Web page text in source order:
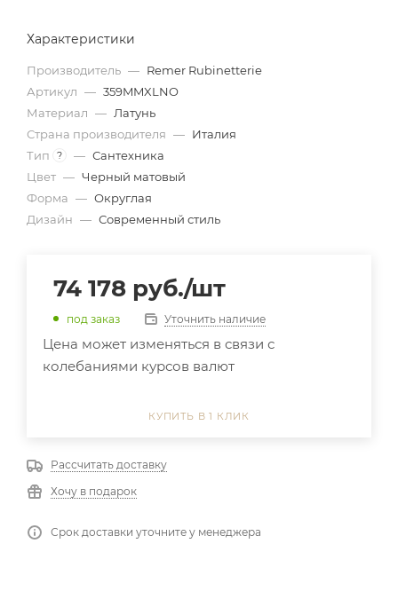
Характеристики
Производитель — Remer Rubinetterie
Артикул — 359MMXLNO
Материал — Латунь
Страна производителя — Италия
Тип
? — Сантехника
Цвет — Черный матовый
Форма — Округлая
Дизайн — Современный стиль
74 178 руб./шт
под заказ Уточнить наличие
Цена может изменяться в связи с
колебаниями курсов валют
КУПИТЬ В 1 КЛИК
Рассчитать доставку
Хочу в подарок
Срок доставки уточните у менеджера